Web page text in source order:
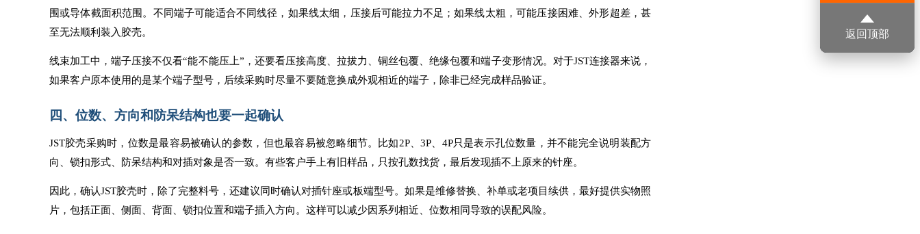
返回顶部
围或导体截面积范围。不同端子可能适合不同线径，如果线太细，压接后可能拉力不足；如果线太粗，可能压接困难、外形超差，甚
至无法顺利装入胶壳。
线束加工中，端子压接不仅看“能不能压上”，还要看压接高度、拉拔力、铜丝包覆、绝缘包覆和端子变形情况。对于JST连接器来说，
如果客户原本使用的是某个端子型号，后续采购时尽量不要随意换成外观相近的端子，除非已经完成样品验证。
四、位数、方向和防呆结构也要一起确认
JST胶壳采购时，位数是最容易被确认的参数，但也最容易被忽略细节。比如2P、3P、4P只是表示孔位数量，并不能完全说明装配方
向、锁扣形式、防呆结构和对插对象是否一致。有些客户手上有旧样品，只按孔数找货，最后发现插不上原来的针座。
因此，确认JST胶壳时，除了完整料号，还建议同时确认对插针座或板端型号。如果是维修替换、补单或老项目续供，最好提供实物照
片，包括正面、侧面、背面、锁扣位置和端子插入方向。这样可以减少因系列相近、位数相同导致的误配风险。